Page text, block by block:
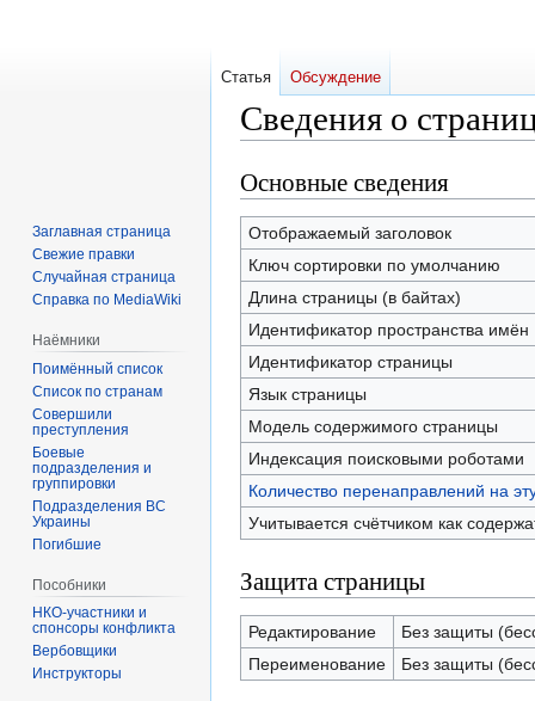
Сведения о
Перейти
к
навигации
Перейти
к
поиску
Основные сведения
Отображаемый заголовок
Ключ сортировки по умолчанию
Длина страницы (в байтах)
Идентификатор пространства имён
Идентификатор страницы
Язык страницы
Модель содержимого страницы
Индексация поисковыми роботами
Количество перенаправлений на
Учитывается счётчиком как
Защита страницы
Редактирование
Без защиты
Переименование
Без защиты
Статья Обсуждение
Заглавная страница
Свежие правки
Случайная страница
Справка по MediaWiki
Наёмники
Поимённый список
Список по странам
Совершили
преступления
Боевые
подразделения и
группировки
Подразделения ВС
Украины
Погибшие
Пособники
спонсоры конфликта
‏‎Вербовщики
Инструкторы